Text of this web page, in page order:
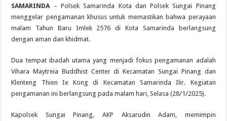
SAMARINDA – Polsek Samarinda Kota dan Polsek Sungai Pinang
menggelar pengamanan khusus untuk memastikan bahwa perayaan
malam Tahun Baru Imlek 2576 di Kota Samarinda berlangsung
dengan aman dan khidmat.
Dua tempat ibadah utama yang menjadi fokus pengamanan adalah
Vihara Maytreia Buddhist Center di Kecamatan Sungai Pinang dan
Klenteng Thien Ie Kong di Kecamatan Samarinda Ilir. Kegiatan
pengamanan ini berlangsung pada malam hari, Selasa (28/1/2025).
Kapolsek Sungai Pinang, AKP Aksarudin Adam, memimpin